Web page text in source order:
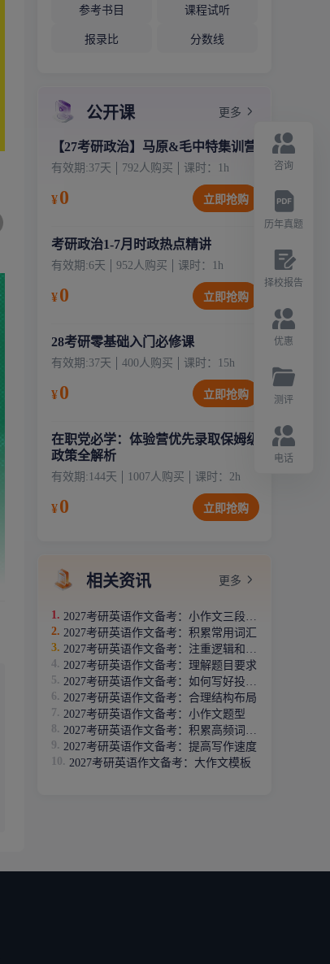
参考书目 课程试听
报录比 分数线
公开课 更多
【27考研政治】马原&毛中特集训营
有效期:37天 792人购买 课时： 1 h
¥0 立即抢购
考研政治1-7月时政热点精讲
有效期:6天 952人购买 课时： 1 h
¥0 立即抢购
28考研零基础入门必修课
有效期:37天 400人购买 课时： 15 h
¥0 立即抢购
在职党必学：体验营优先录取保姆级
政策全解析
有效期: 144天 1007人购买 课时： 2 h
¥0 立即抢购
相关资讯 更多
2027考研英语作文备考：小作文三段式结构
2027考研英语作文备考：积累常用词汇
2027考研英语作文备考：注重逻辑和条理
2027考研英语作文备考：理解题目要求
2027考研英语作文备考：如何写好投诉信
2027考研英语作文备考：合理结构布局
2027考研英语作文备考：小作文题型
2027考研英语作文备考：积累高频词汇和短语
2027考研英语作文备考：提高写作速度
2027考研英语作文备考：大作文模板
咨询
历年真题
择校报告
优惠
测评
电话